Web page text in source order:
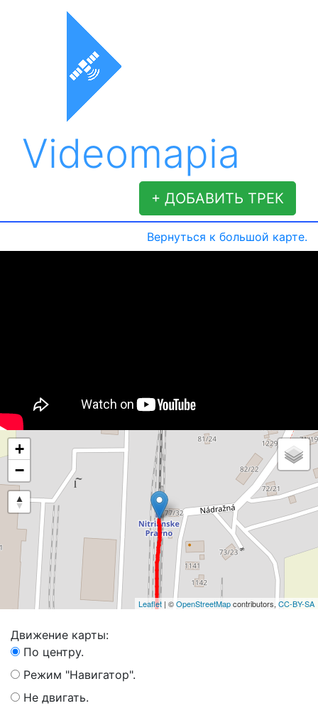
Videomapia
+ ДОБАВИТЬ ТРЕК
Вернуться к большой карте.
+
−
Leaflet | ©OpenStreetMapcontributors, CC-BY-SA
Движение карты:
По центру.
Режим "Навигатор".
Не двигать.